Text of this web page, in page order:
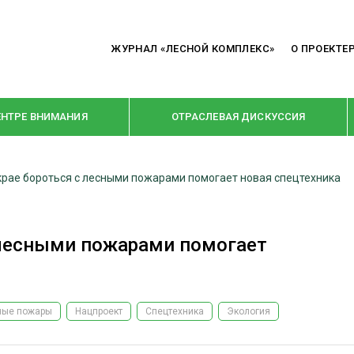
ЖУРНАЛ «ЛЕСНОЙ КОМПЛЕКС» О ПРОЕКТЕ
ВНИМАНИЯ ОТРАСЛЕВАЯ ДИСКУССИЯ
РУБРИКИ
КРУПНЫМ ПЛАНОМ
В ЦЕНТРЕ ВНИМАНИЯ
бороться с лесными пожарами помогает новая спецтехника
пожарами помогает
пожары Нацпроект Спецтехника Экология